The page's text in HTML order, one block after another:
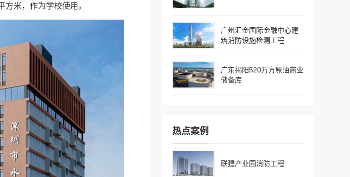
广州汇金国际金融中心建
筑消防设施检测工程
广东揭阳520万方原油商业
储备库
热点案例
联建产业园消防工程
方米，作为学校使用。